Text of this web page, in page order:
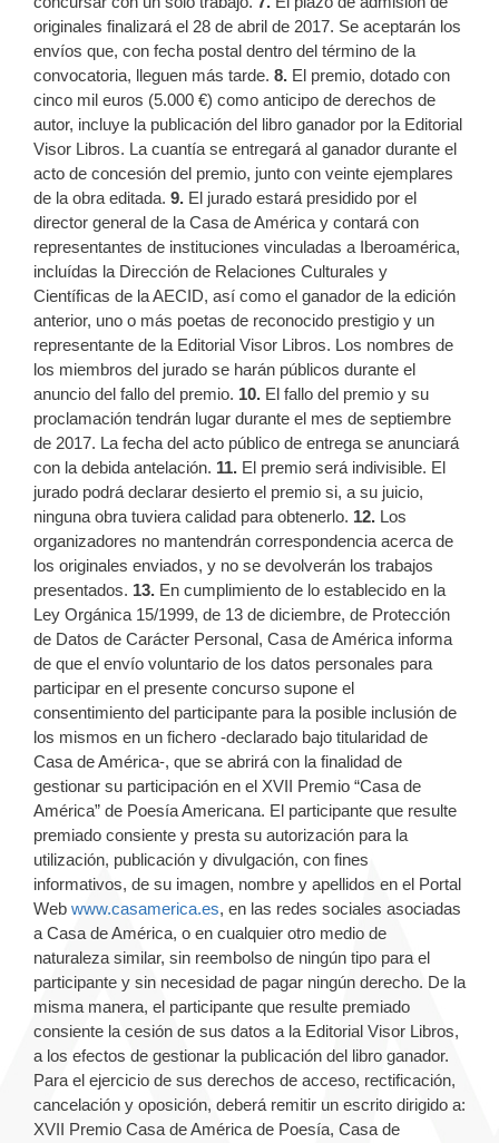
originales finalizará el 28 de abril de 2017. Se aceptarán los
envíos que, con fecha postal dentro del término de la
convocatoria, lleguen más tarde. 8. El premio, dotado con
cinco mil euros (5.000 €) como anticipo de derechos de
autor, incluye la publicación del libro ganador por la Editorial
Visor Libros. La cuantía se entregará al ganador durante el
acto de concesión del premio, junto con veinte ejemplares
de la obra editada. 9. El jurado estará presidido por el
director general de la Casa de América y contará con
representantes de instituciones vinculadas a Iberoamérica,
incluídas la Dirección de Relaciones Culturales y
Científicas de la AECID, así como el ganador de la edición
anterior, uno o más poetas de reconocido prestigio y un
representante de la Editorial Visor Libros. Los nombres de
los miembros del jurado se harán públicos durante el
anuncio del fallo del premio. 10. El fallo del premio y su
proclamación tendrán lugar durante el mes de septiembre
de 2017. La fecha del acto público de entrega se anunciará
con la debida antelación. 11. El premio será indivisible. El
jurado podrá declarar desierto el premio si, a su juicio,
ninguna obra tuviera calidad para obtenerlo. 12. Los
organizadores no mantendrán correspondencia acerca de
los originales enviados, y no se devolverán los trabajos
presentados. 13. En cumplimiento de lo establecido en la
Ley Orgánica 15/1999, de 13 de diciembre, de Protección
de Datos de Carácter Personal, Casa de América informa
de que el envío voluntario de los datos personales para
participar en el presente concurso supone el
consentimiento del participante para la posible inclusión de
los mismos en un fichero -declarado bajo titularidad de
Casa de América-, que se abrirá con la finalidad de
gestionar su participación en el XVII Premio “Casa de
América” de Poesía Americana. El participante que resulte
premiado consiente y presta su autorización para la
utilización, publicación y divulgación, con fines
informativos, de su imagen, nombre y apellidos en el Portal
Web www.casamerica.es, en las redes sociales asociadas
a Casa de América, o en cualquier otro medio de
naturaleza similar, sin reembolso de ningún tipo para el
participante y sin necesidad de pagar ningún derecho. De la
misma manera, el participante que resulte premiado
consiente la cesión de sus datos a la Editorial Visor Libros,
a los efectos de gestionar la publicación del libro ganador.
Para el ejercicio de sus derechos de acceso, rectificación,
cancelación y oposición, deberá remitir un escrito dirigido a:
XVII Premio Casa de América de Poesía, Casa de